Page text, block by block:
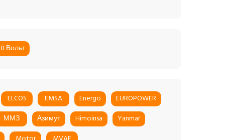
Вольт
ELCOS EMSA Energo
EUROPOWER
ММЗ Азимут Himoinsa
Yanmar